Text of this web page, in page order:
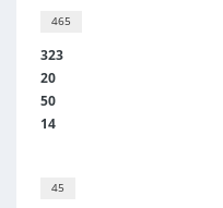
465
323
20
50
14
45